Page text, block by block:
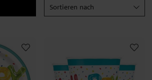
Sortieren nach